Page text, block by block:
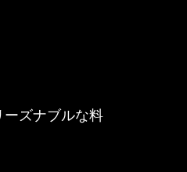
ズナブルな料